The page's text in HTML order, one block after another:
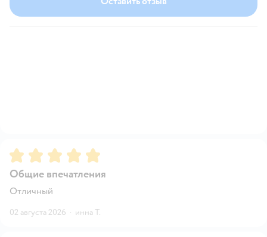
Рейтинг:5
Общие впечатления
Отличный
02 августа 2026 · инна Т.